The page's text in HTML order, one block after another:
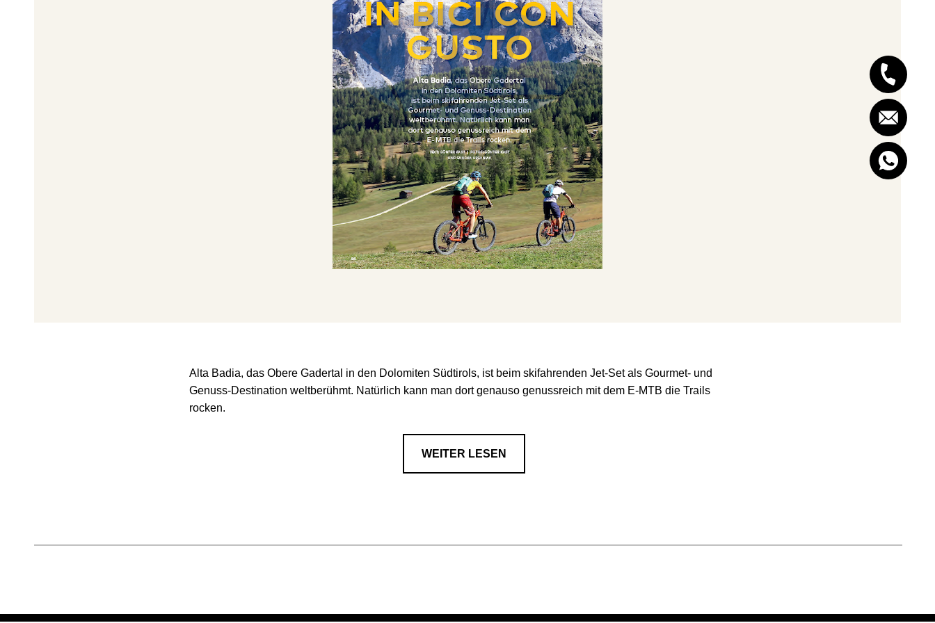
Alta Badia, das Obere Gadertal in den Dolomiten Südtirols, ist beim skifahrenden Jet-Set als Gourmet- und
Genuss-Destination weltberühmt. Natürlich kann man dort genauso genussreich mit dem E-MTB die Trails
rocken.
WEITER LESEN